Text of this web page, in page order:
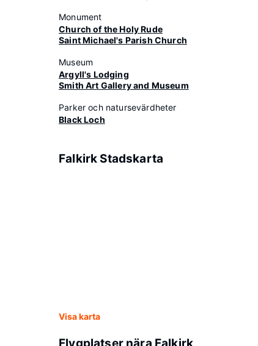
Monument
Church of the Holy Rude
Saint Michael's Parish Church
Museum
Argyll's Lodging
Smith Art Gallery and Museum
Parker och natursevärdheter
Black Loch
Falkirk Stadskarta
Visa karta